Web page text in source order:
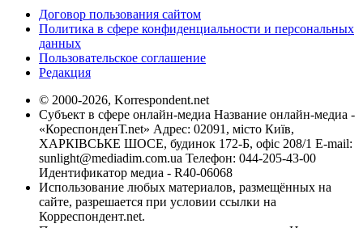
Договор пользования сайтом
Политика в сфере конфиденциальности и персональных
данных
Пользовательское соглашение
Редакция
© 2000-2026, Korrespondent.net
Субъект в сфере онлайн-медиа Название онлайн-медиа -
«КореспонденТ.net» Адрес: 02091, місто Київ,
ХАРКІВСЬКЕ ШОСЕ, будинок 172-Б, офіс 208/1 E-mail:
sunlight@mediadim.com.ua Телефон: 044-205-43-00
Идентификатор медиа - R40-06068
Использование любых материалов, размещённых на
сайте, разрешается при условии ссылки на
Корреспондент.net.